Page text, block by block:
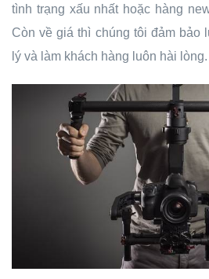
tình trạng xấu nhất hoặc hàng
Còn về giá thì chúng tôi đảm bảo
lý và làm khách hàng luôn hài lòng.